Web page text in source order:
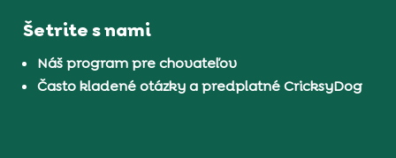
Šetrite s nami
Náš program pre chovateľov
Často kladené otázky a predplatné CricksyDog